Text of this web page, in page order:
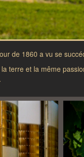
de 1860 a vu se
terre et la même